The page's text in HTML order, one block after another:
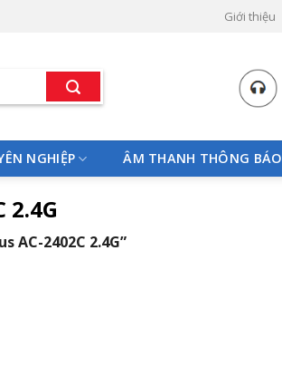
Giới thiệu
NGHIỆP ÂM THANH THÔNG BÁO
2.4G
AC-2402C 2.4G”